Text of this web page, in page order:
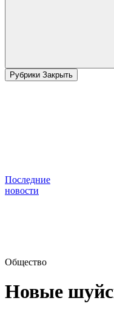
Рубрики Закрыть
Последние
новости
Общество
Новые